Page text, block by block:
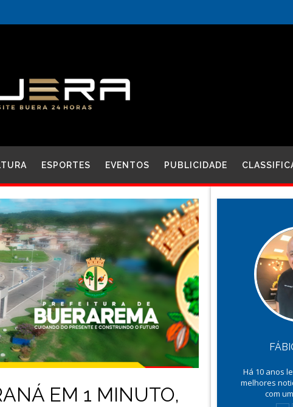
ESPORTES EVENTOS PUBLICIDADE
EM 1 MINUTO,
Há 10 anos
melhores
com